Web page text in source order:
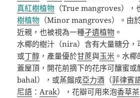
真紅樹植物 （True mangroves），
樹植物 （Minor mangroves）。由
近親，也被視為一種孑遺植物 。
水椰的樹汁（nira）含有大量糖分，
或丁醇 ，產量優於甘蔗與玉米 。水
蓋屋頂，開花前摘下的花序可釀蜜或
bahal），或蒸餾成亞力酒 （菲律賓
尼語 ： Arak），花瓣可用來泡香草茶